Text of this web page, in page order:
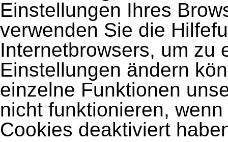
Einstellungen Ihres
verwenden Sie die
Internetbrowsers, um zu
Einstellungen ändern
einzelne Funktionen
nicht funktionieren,
Cookies deaktiviert